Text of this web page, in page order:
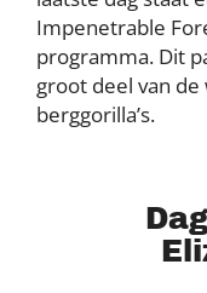
Impenetrable
programma. Dit
groot deel van
berggorilla’s.